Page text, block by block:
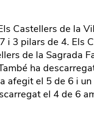
Castellers de la
i 3 pilars de 4. Els
de la Sagrada
ha
afegit el 5 de 6 i
el 4 de 6